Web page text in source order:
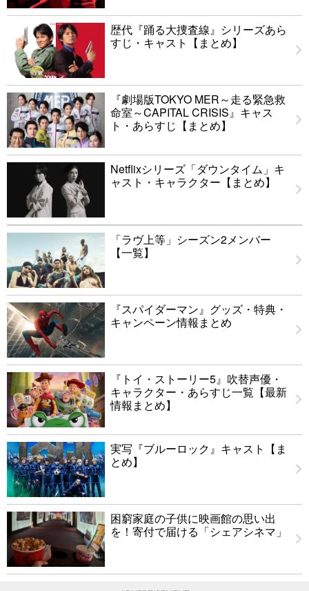
歴代『踊る大捜査線』シリーズあら
すじ・キャスト【まとめ】
『劇場版TOKYO MER～走る緊急救
命室～CAPITAL CRISIS』キャス
ト・あらすじ【まとめ】
Netflixシリーズ「ダウンタイム」キ
ャスト・キャラクター【まとめ】
「ラヴ上等」シーズン2メンバー
【一覧】
『スパイダーマン』グッズ・特典・
キャンペーン情報まとめ
『トイ・ストーリー5』吹替声優・
キャラクター・あらすじ一覧【最新
情報まとめ】
実写『ブルーロック』キャスト【ま
とめ】
困窮家庭の子供に映画館の思い出
を！寄付で届ける「シェアシネマ」